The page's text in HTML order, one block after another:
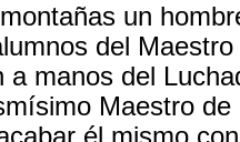
un
del
a manos del
Maestro de
él mismo